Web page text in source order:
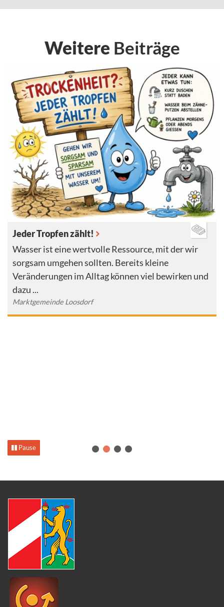
Weitere Beiträge
Jeder Tropfen zählt!
Wasser ist eine wertvolle Ressource, mit der wir
sorgsam umgehen sollten. Bereits kleine
Veränderungen im Alltag können viel bewirken und
dazu ...
Marktgemeinde Loosdorf
1 2 3 4
Pause